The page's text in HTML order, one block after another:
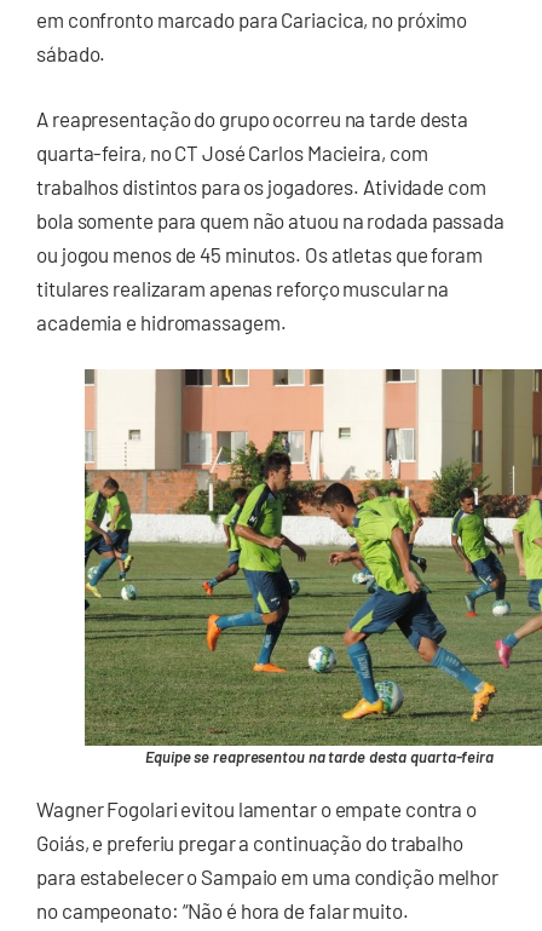
em confronto marcado para Cariacica, no próximo
sábado.
A reapresentação do grupo ocorreu na tarde desta
quarta-feira, no CT José Carlos Macieira, com
trabalhos distintos para os jogadores. Atividade com
bola somente para quem não atuou na rodada passada
ou jogou menos de 45 minutos. Os atletas que foram
titulares realizaram apenas reforço muscular na
academia e hidromassagem.
Equipe se reapresentou na tarde desta quarta-feira
Wagner Fogolari evitou lamentar o empate contra o
Goiás, e preferiu pregar a continuação do trabalho
para estabelecer o Sampaio em uma condição melhor
no campeonato: “Não é hora de falar muito.